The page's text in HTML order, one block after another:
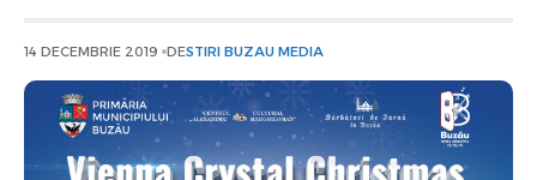
14 DECEMBRIE 2019 DESTIRI BUZAU MEDIA